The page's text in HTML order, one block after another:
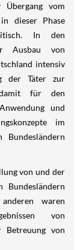
vom
dieser Phase
In den
Ausbau von
intensiv
der Täter zur
damit für den
und
im
von und der
waren
von
Betreuung von